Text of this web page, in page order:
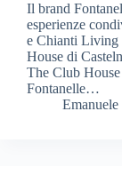
Il brand
esperienze
e Chianti Living
House di
The Club
Fontanelle…